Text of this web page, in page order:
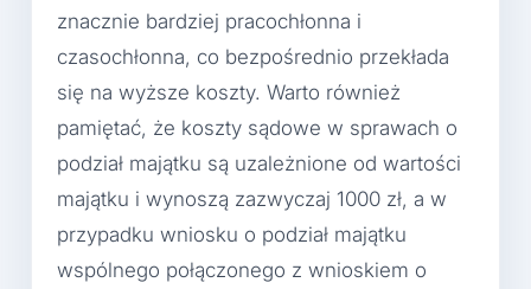
znacznie bardziej pracochłonna i
czasochłonna, co bezpośrednio przekłada
się na wyższe koszty. Warto również
pamiętać, że koszty sądowe w sprawach o
podział majątku są uzależnione od wartości
majątku i wynoszą zazwyczaj 1000 zł, a w
przypadku wniosku o podział majątku
wspólnego połączonego z wnioskiem o